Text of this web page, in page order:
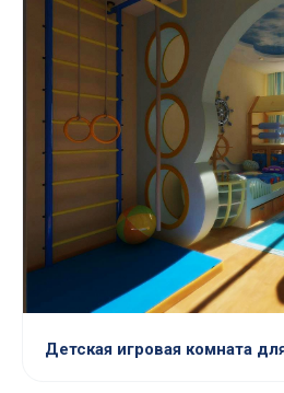
Детская игровая комната